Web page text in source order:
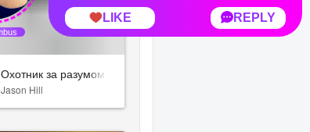
Охотник за разумом
Jason Hill